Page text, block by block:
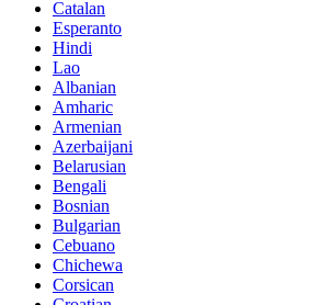
Catalan
Esperanto
Hindi
Lao
Albanian
Amharic
Armenian
Azerbaijani
Belarusian
Bengali
Bosnian
Bulgarian
Cebuano
Chichewa
Corsican